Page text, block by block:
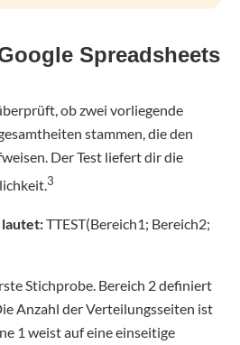
Spreadsheets
ob zwei vorliegende
stammen, die den
Der Test liefert dir die
3
lautet:TTEST(Bereich1; Bereich2;
Stichprobe. Bereich 2 definiert
Anzahl der Verteilungsseiten ist
1 weist auf eine einseitige